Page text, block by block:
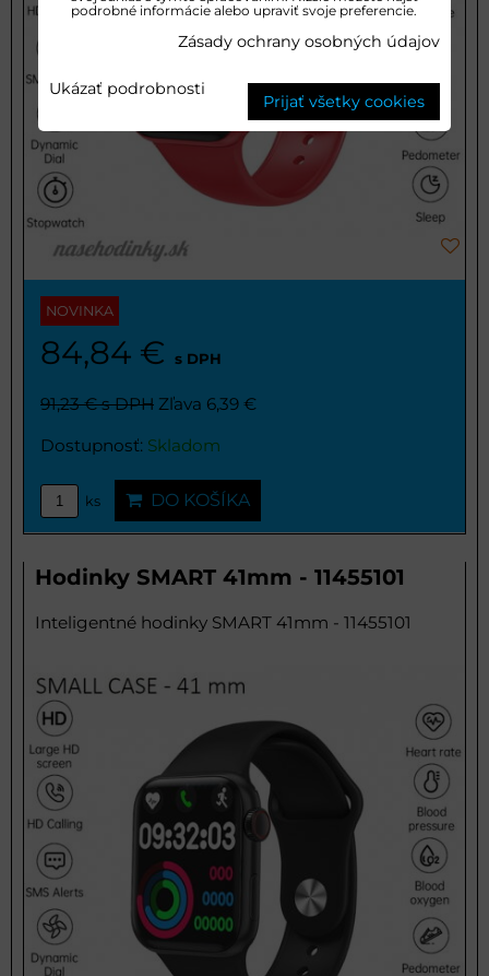
NOVINKA
84,84 € s DPH
91,23 €s DPH Zľava 6,39 €
Dostupnosť: Skladom
ks DO KOŠÍKA
Hodinky SMART 41mm - 11455101
Inteligentné hodinky SMART 41mm - 11455101
podrobné informácie alebo upraviť svoje preferencie.
Zásady ochrany osobných údajov
Ukázať podrobnosti
Prijať všetky cookies